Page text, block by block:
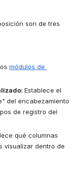
son de tres
módulos de
Establece el
del encabezamiento
de registro del
qué columnas
visualizar dentro de